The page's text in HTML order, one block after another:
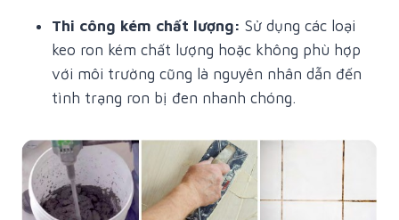
Thi công kém chất lượng: Sử dụng các loại
keo ron kém chất lượng hoặc không phù hợp
với môi trường cũng là nguyên nhân dẫn đến
tình trạng ron bị đen nhanh chóng.